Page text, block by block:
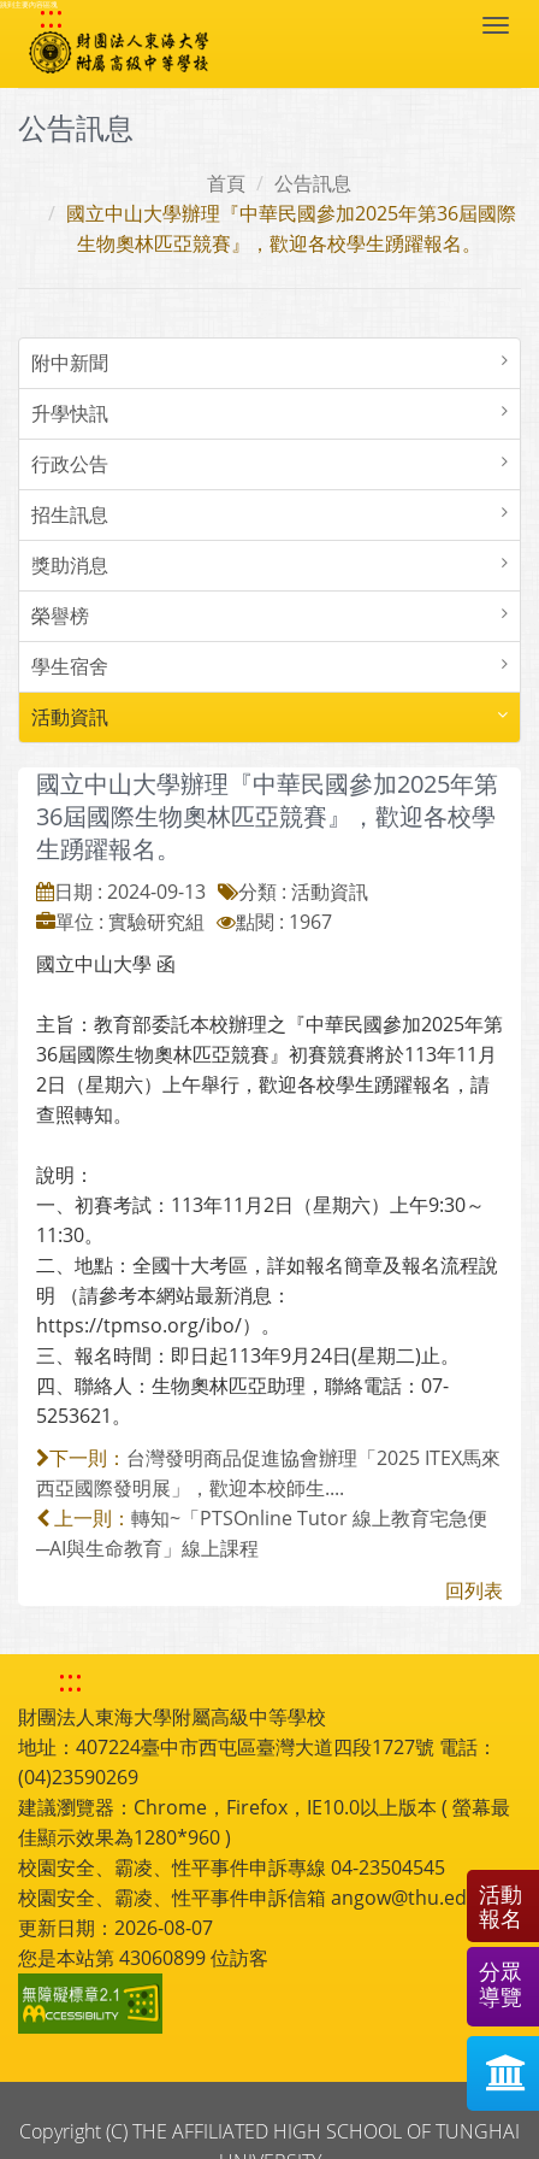
跳到主要內容區塊
:::
公告訊息
首頁
公告訊息
國立中山大學辦理『中華民國參加2025年第36屆國際
生物奧林匹亞競賽』，歡迎各校學生踴躍報名。
附中新聞
升學快訊
行政公告
招生訊息
獎助消息
榮譽榜
學生宿舍
活動資訊
國立中山大學辦理『中華民國參加2025年第
36屆國際生物奧林匹亞競賽』，歡迎各校學
生踴躍報名。
日期 : 2024-09-13
分類 : 活動資訊
單位 : 實驗研究組
點閱 : 1967
國立中山大學 函
主旨：教育部委託本校辦理之『中華民國參加2025年第
36屆國際生物奧林匹亞競賽』初賽競賽將於113年11月
2日（星期六）上午舉行，歡迎各校學生踴躍報名，請
查照轉知。
說明：
一、初賽考試：113年11月2日（星期六）上午9:30～
11:30。
二、地點：全國十大考區，詳如報名簡章及報名流程說
明 （請參考本網站最新消息：
https://tpmso.org/ibo/）。
三、報名時間：即日起113年9月24日(星期二)止。
四、聯絡人：生物奧林匹亞助理，聯絡電話：07-
5253621。
下一則： 台灣發明商品促進協會辦理「2025 ITEX馬來
西亞國際發明展」，歡迎本校師生....
上一則： 轉知~「PTSOnline Tutor 線上教育宅急便
─AI與生命教育」線上課程
回列表
:::
財團法人東海大學附屬高級中等學校
地址：407224臺中市西屯區臺灣大道四段1727號 電話：
(04)23590269
建議瀏覽器：Chrome，Firefox，IE10.0以上版本 ( 螢幕最
佳顯示效果為1280*960 )
校園安全、霸凌、性平事件申訴專線 04-23504545
校園安全、霸凌、性平事件申訴信箱 angow@thu.edu.tw
更新日期：2026-08-07
您是本站第43060899位訪客
Copyright (C) THE AFFILIATED HIGH SCHOOL OF TUNGHAI
活動
報名
分眾
導覽